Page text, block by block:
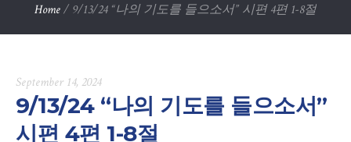
Home/ 9/13/24 “나의 기도를 들으소서” 시편 4편 1-8절
September 14, 2024
9/13/24 “나의 기도를 들으소서”
시편 4편 1-8절